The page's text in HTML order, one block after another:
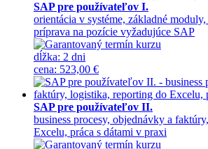
SAP pre používateľov I.
orientácia v systéme, základné moduly,
príprava na pozície vyžadujúce SAP
dĺžka: 2 dni
cena: 523,00 €
SAP pre používateľov II.
business procesy, objednávky a
Excelu, práca s dátami v praxi